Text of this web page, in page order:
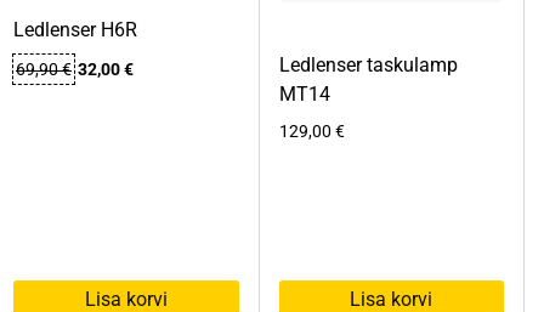
Ledlenser H6R
69,90€ Algne
32,00€Praegune
Lisa korvi
Ledlenser taskulamp
MT14
129,00 €
Lisa korvi